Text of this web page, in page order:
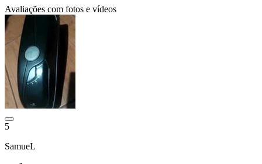
Avaliações com fotos e vídeos
5
SamueL